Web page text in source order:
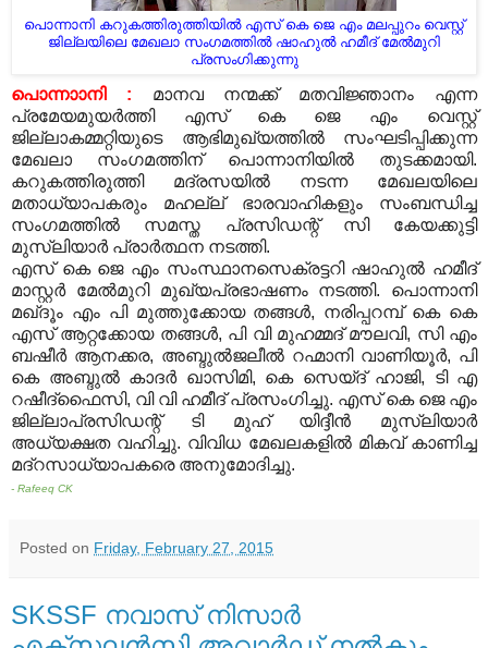
പൊന്നാനി കറുകത്തിരുത്തിയില്‍ എസ് കെ ജെ എം മലപ്പുറം വെസ്റ്റ്
ജില്ലയിലെ മേഖലാ സംഗമത്തില്‍ ഷാഹുല്‍ ഹമീദ് മേല്‍മുറി
പ്രസംഗിക്കുന്നു
പൊന്നാാനി : മാനവ നന്മക്ക് മതവിജ്ഞാനം എന്ന
പ്രമേയമുയര്‍ത്തി എസ് കെ ജെ എം വെസ്റ്റ്
ജില്ലാകമ്മറ്റിയുടെ ആഭിമുഖ്യത്തില്‍ സംഘടിപ്പിക്കുന്ന
മേഖലാ സംഗമത്തിന് പൊന്നാനിയില്‍ തുടക്കമായി.
കറുകത്തിരുത്തി മദ്രസയില്‍ നടന്ന മേഖലയിലെ
മതാധ്യാപകരും മഹല്ല് ഭാരവാഹികളും സംബന്ധിച്ച
സംഗമത്തില്‍ സമസ്ത പ്രസിഡന്റ് സി കേയക്കുട്ടി
മുസ്‌ലിയാര്‍ പ്രാര്‍ത്ഥന നടത്തി.
എസ് കെ ജെ എം സംസ്ഥാനസെക്രട്ടറി ഷാഹുല്‍ ഹമീദ്
മാസ്റ്റര്‍ മേല്‍മുറി മുഖ്യപ്രഭാഷണം നടത്തി. പൊന്നാനി
മഖ്ദൂം എം പി മുത്തുക്കോയ തങ്ങള്‍, നരിപ്പറമ്പ് കെ കെ
എസ് ആറ്റക്കോയ തങ്ങള്‍, പി വി മുഹമ്മദ് മൗലവി, സി എം
ബഷീര്‍ ആനക്കര, അബ്ദുല്‍ജലീല്‍ റഹ്മാനി വാണിയൂര്‍, പി
കെ അബ്ദുല്‍ കാദര്‍ ഖാസിമി, കെ സെയ്ദ് ഹാജി, ടി എ
റഷീദ്‌ഫൈസി, വി വി ഹമീദ് പ്രസംഗിച്ചു. എസ് കെ ജെ എം
ജില്ലാപ്രസിഡന്റ് ടി മുഹ് യിദ്ദീന്‍ മുസ്‌ലിയാര്‍
അധ്യക്ഷത വഹിച്ചു. വിവിധ മേഖലകളില്‍ മികവ് കാണിച്ച
മദ്‌റസാധ്യാപകരെ അനുമോദിച്ചു.
- Rafeeq CK
Posted on Friday, February 27, 2015
SKSSF നവാസ് നിസാര്‍